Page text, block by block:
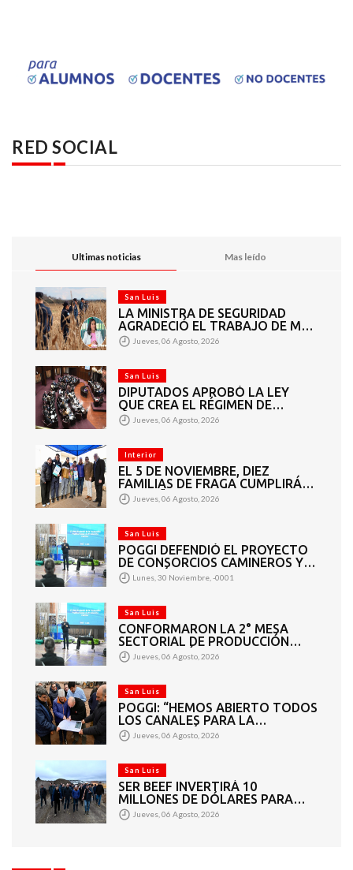
RED SOCIAL
Ultimas noticias Mas leído
San Luis
LA MINISTRA DE SEGURIDAD
AGRADECIÓ EL TRABAJO DE MÁS
DE 200 EFECTIVOS QUE
PARTICIPARON EN LA BÚSQUEDA
Jueves, 06 Agosto, 2026
San Luis
DIPUTADOS APROBÓ LA LEY
QUE CREA EL RÉGIMEN DE
CONSORCIOS PARA GESTIONAR
EL MANTENIMIENTO 4460
RURALES
Jueves, 06 Agosto, 2026
Interior
EL 5 DE NOVIEMBRE, DIEZ
FAMILIAS DE FRAGA CUMPLIRÁN
EL SUEÑO DE LA CASA PROPIA
Jueves, 06 Agosto, 2026
San Luis
POGGI DEFENDIÓ EL PROYECTO
DE CONSORCIOS CAMINEROS Y
APUNTÓ A LOS DIPUTADOS QUE
VOTARON EN CONTRA: “ESTO
Lunes, 30 Noviembre, -0001
San Luis
CONFORMARON LA 2° MESA
SECTORIAL DE PRODUCCIÓN
FRUTIHORTÍCOLA Y
PRODUCCIÓN FAMILIAR
Jueves, 06 Agosto, 2026
San Luis
POGGI: “HEMOS ABIERTO TODOS
LOS CANALES PARA LA
ARTICULACIÓN DE LOS
SECTORES PÚBLICO Y PRIVADO”
Jueves, 06 Agosto, 2026
San Luis
SER BEEF INVERTIRÁ 10
MILLONES DE DÓLARES PARA
CONVERTIR RESIDUOS
GANADEROS EN ENERGÍA
Jueves, 06 Agosto, 2026